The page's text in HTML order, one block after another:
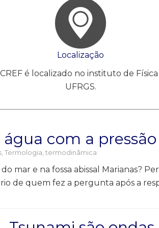
Localização
é localizado no instituto de
UFRGS.
com a pressão
, Termologia, termodinâmica
mar e na fossa abissal Marianas?
de quem fez a pergunta após a